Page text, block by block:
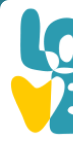
You are here: Home
BUN.
BUN.